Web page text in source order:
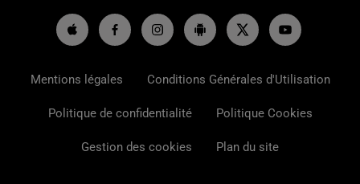
Mentions légales Conditions Générales d'Utilisation
Politique de confidentialité Politique Cookies
Gestion des cookies Plan du site